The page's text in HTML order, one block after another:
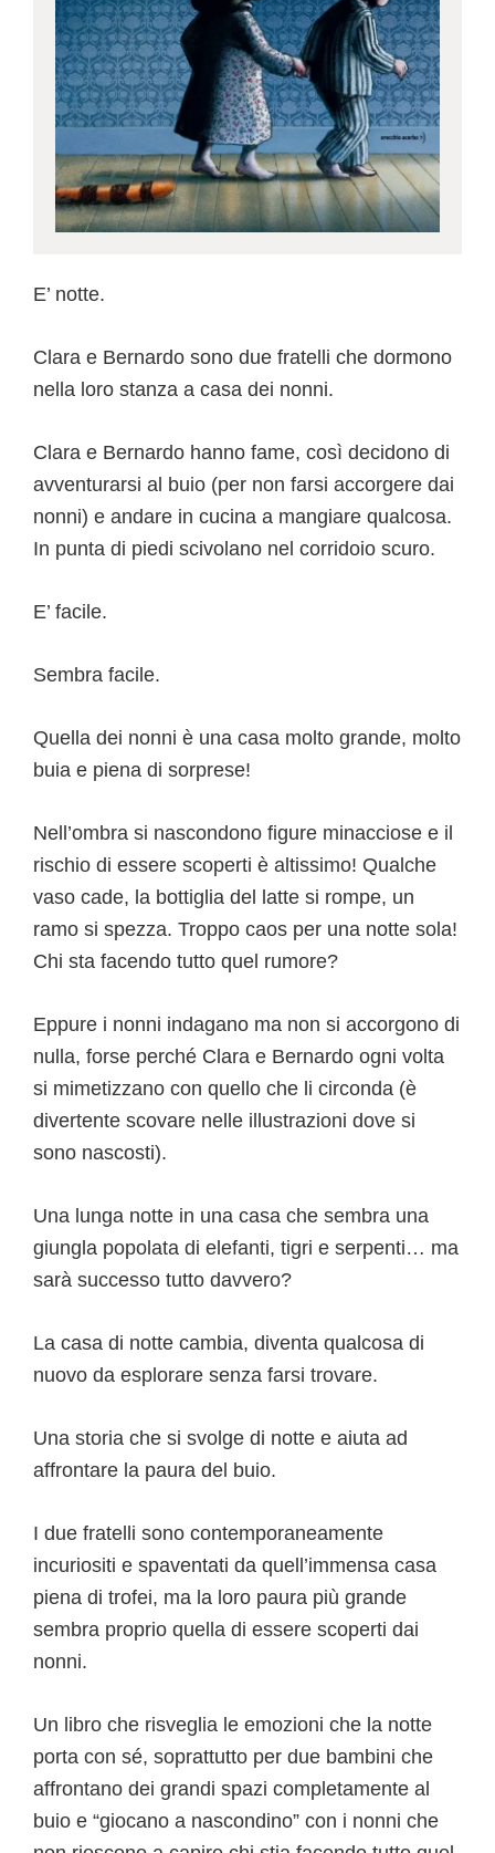
E’ notte.
Clara e Bernardo sono due fratelli che dormono
nella loro stanza a casa dei nonni.
Clara e Bernardo hanno fame, così decidono di
avventurarsi al buio (per non farsi accorgere dai
nonni) e andare in cucina a mangiare qualcosa.
In punta di piedi scivolano nel corridoio scuro.
E’ facile.
Sembra facile.
Quella dei nonni è una casa molto grande, molto
buia e piena di sorprese!
Nell’ombra si nascondono figure minacciose e il
rischio di essere scoperti è altissimo! Qualche
vaso cade, la bottiglia del latte si rompe, un
ramo si spezza. Troppo caos per una notte sola!
Chi sta facendo tutto quel rumore?
Eppure i nonni indagano ma non si accorgono di
nulla, forse perché Clara e Bernardo ogni volta
si mimetizzano con quello che li circonda (è
divertente scovare nelle illustrazioni dove si
sono nascosti).
Una lunga notte in una casa che sembra una
giungla popolata di elefanti, tigri e serpenti… ma
sarà successo tutto davvero?
La casa di notte cambia, diventa qualcosa di
nuovo da esplorare senza farsi trovare.
Una storia che si svolge di notte e aiuta ad
affrontare la paura del buio.
I due fratelli sono contemporaneamente
incuriositi e spaventati da quell’immensa casa
piena di trofei, ma la loro paura più grande
sembra proprio quella di essere scoperti dai
nonni.
Un libro che risveglia le emozioni che la notte
porta con sé, soprattutto per due bambini che
affrontano dei grandi spazi completamente al
buio e “giocano a nascondino” con i nonni che